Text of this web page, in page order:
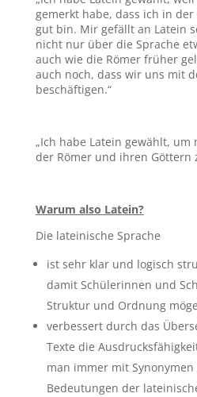
gemerkt habe, dass ich in
gut bin. Mir gefällt an Latein
nicht nur über die Sprache
auch wie die Römer früher
auch noch, dass wir uns mit
beschäftigen.“
„Ich habe Latein gewählt,
der Römer und ihren Göttern
Warum also Latein?
Die lateinische Sprache
ist sehr klar und logisch
damit Schülerinnen und
Struktur und Ordnung
verbessert durch das
Texte die
man immer mit
Bedeutungen der